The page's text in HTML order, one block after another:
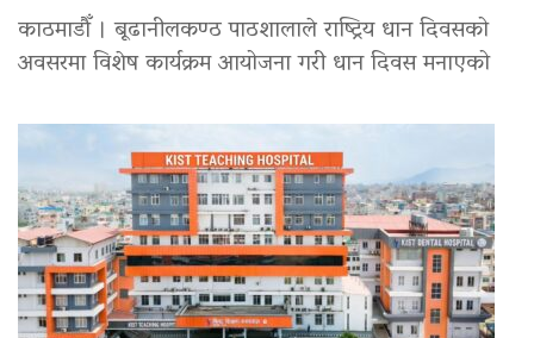
काठमाडौँ । बूढानीलकण्ठ पाठशालाले राष्ट्रिय धान दिवसको
अवसरमा विशेष कार्यक्रम आयोजना गरी धान दिवस मनाएको